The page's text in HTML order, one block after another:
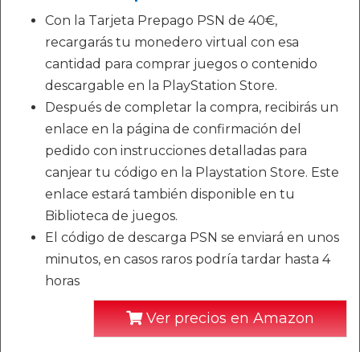
Con la Tarjeta Prepago PSN de 40€,
recargarás tu monedero virtual con esa
cantidad para comprar juegos o contenido
descargable en la PlayStation Store.
Después de completar la compra, recibirás un
enlace en la página de confirmación del
pedido con instrucciones detalladas para
canjear tu código en la Playstation Store. Este
enlace estará también disponible en tu
Biblioteca de juegos.
El código de descarga PSN se enviará en unos
minutos, en casos raros podría tardar hasta 4
horas
Ver precios en Amazon